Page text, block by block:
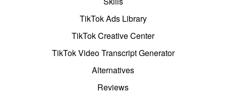
TikTok Ads Library
TikTok Creative Center
TikTok Video Transcript Generator
Alternatives
Reviews